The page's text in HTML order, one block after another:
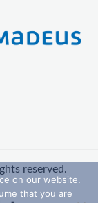
reserved.
on our website.
that you are